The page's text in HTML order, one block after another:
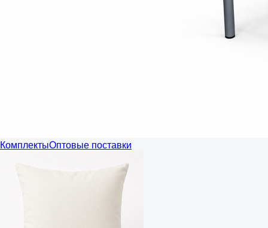
КомплектыОптовые поставки